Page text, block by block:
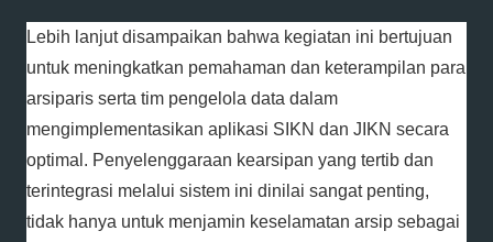
Lebih lanjut disampaikan bahwa kegiatan ini bertujuan
untuk meningkatkan pemahaman dan keterampilan para
arsiparis serta tim pengelola data dalam
mengimplementasikan aplikasi SIKN dan JIKN secara
optimal. Penyelenggaraan kearsipan yang tertib dan
terintegrasi melalui sistem ini dinilai sangat penting,
tidak hanya untuk menjamin keselamatan arsip sebagai